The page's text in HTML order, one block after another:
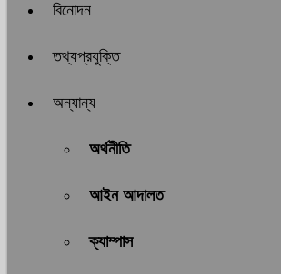
বিনোদন
তথ্যপ্রযুক্তি
অন্যান্য
অর্থনীতি
আইন আদালত
ক্যাম্পাস